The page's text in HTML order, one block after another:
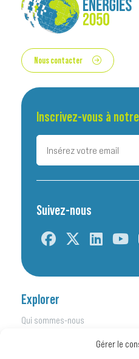
Gérer le
Nous contacter
Explorer
Qui sommes-nous
Inscrivez-vous à
Suivez-nous